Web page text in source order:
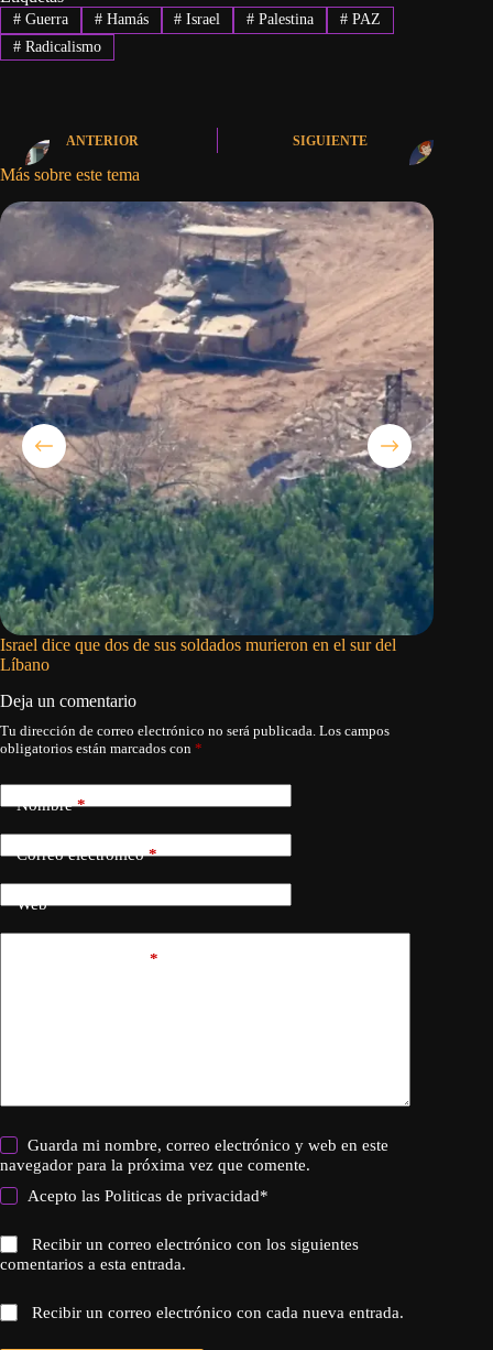
#Guerra #Hamás # Israel # Palestina # PAZ
#Radicalismo
ANTERIOR SIGUIENTE
Más sobre este tema
Israel dice que dos de sus soldados murieron en el sur del
Líbano
Deja un comentario
Tu dirección de correo electrónico no será publicada. Los campos
obligatorios están marcados con *
Nombre*
Correo electrónico*
Web
*
Guarda mi nombre, correo electrónico y web en este
navegador para la próxima vez que comente.
Acepto lasPoliticas de privacidad*
Recibir un correo electrónico con los siguientes
comentarios a esta entrada.
Recibir un correo electrónico con cada nueva entrada.